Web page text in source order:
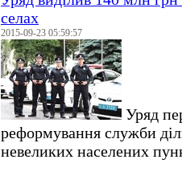
селах
2015-09-23 05:59:57
Уряд
реформування служби
невеликих населених